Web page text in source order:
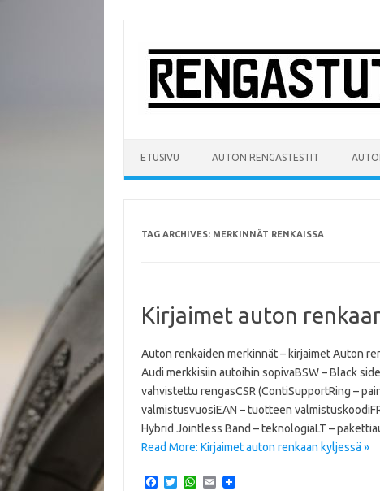
content
ETUSIVU AUTON RENGASTESTIT
TAG ARCHIVES: MERKINNÄT RENKAISSA
Kirjaimet auton
Auton renkaiden merkinnät – kirjaimet Auton
Audi merkkisiin autoihin sopivaBSW – Black
vahvistettu rengasCSR (ContiSupportRing –
valmistusvuosiEAN – tuotteen
Hybrid Jointless Band – teknologiaLT –
Read More: Kirjaimet auton renkaan kyljessä »
T
W
E